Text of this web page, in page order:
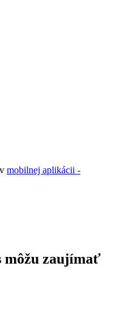
mobilnej aplikácii -
môžu zaujímať